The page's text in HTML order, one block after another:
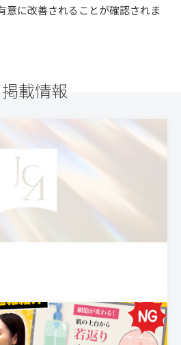
意に改善されることが確認されま
載情報